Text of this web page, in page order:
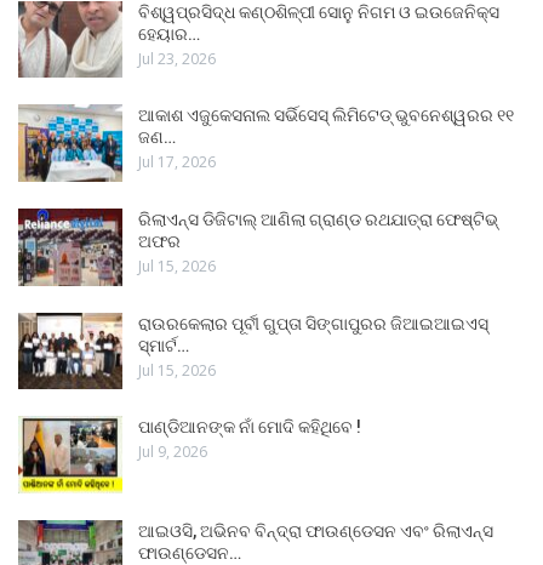
ବିଶ୍ୱପ୍ରସିଦ୍ଧ କଣ୍ଠଶିଳ୍ପୀ ସୋନୁ ନିଗମ ଓ ଇଉଜେନିକ୍ସ
ହେୟାର…
Jul 23, 2026
ଆକାଶ ଏଜୁକେସନାଲ ସର୍ଭିସେସ୍ ଲିମିଟେଡ୍ ଭୁବନେଶ୍ୱରର ୧୧
ଜଣ…
Jul 17, 2026
ରିଲାଏନ୍ସ ଡିଜିଟାଲ୍ ଆଣିଲା ଗ୍ରାଣ୍ଡ ରଥଯାତ୍ରା ଫେଷ୍ଟିଭ୍
ଅଫର
Jul 15, 2026
ରାଉରକେଲାର ପୂର୍ବୀ ଗୁପ୍ତା ସିଙ୍ଗାପୁରର ଜିଆଇଆଇଏସ୍
ସ୍ମାର୍ଟ…
Jul 15, 2026
ପାଣ୍ଡିଆନଙ୍କ ନାଁ ମୋଦି କହିଥିବେ !
Jul 9, 2026
ଆଇଓସି, ଅଭିନବ ବିନ୍ଦ୍ରା ଫାଉଣ୍ଡେସନ ଏବଂ ରିଲାଏନ୍ସ
ଫାଉଣ୍ଡେସନ…